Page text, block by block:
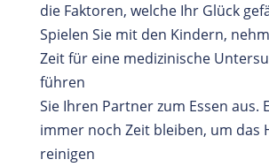
die Faktoren, welche Ihr Glück
Spielen Sie mit den Kindern,
Zeit für eine medizinische
führen
Sie Ihren Partner zum Essen aus.
immer noch Zeit bleiben, um das
reinigen